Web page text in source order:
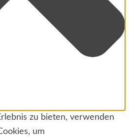
zu bieten, verwenden
um